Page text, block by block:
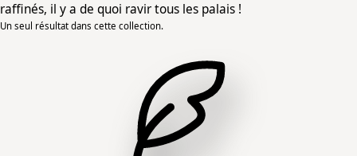
raffinés, il y a de quoi ravir tous les palais !
Un seul résultat dans cette collection.